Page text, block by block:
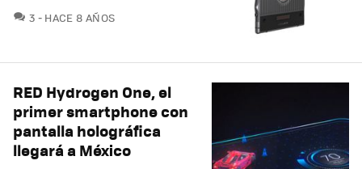
3 COMENTARIOS
HACE 8 AÑOS
RED Hydrogen One, el
primer smartphone con
pantalla holográfica
llegará a México